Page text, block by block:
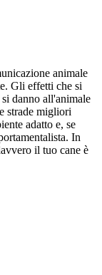
animale
Gli effetti che si
danno all'animale
strade migliori
adatto e, se
In
il tuo cane è